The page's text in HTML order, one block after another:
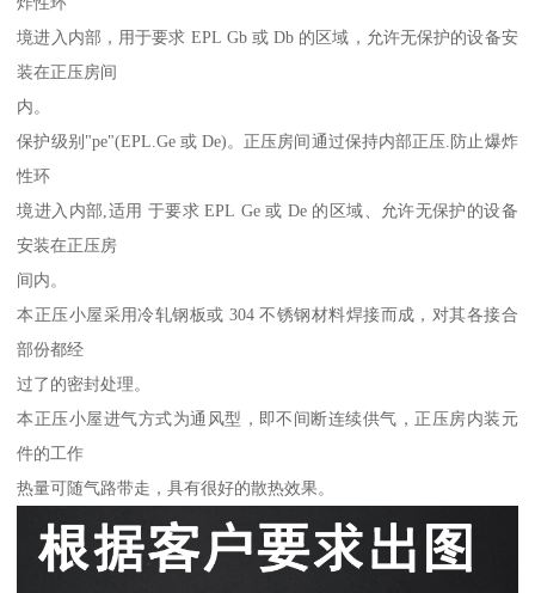
境进入内部，用于要求 EPL Gb 或 Db 的区域，允许无保护的设备安
装在正压房间
内。
保护级别"pe"(EPL.Ge 或 De)。正压房间通过保持内部正压.防止爆炸
性环
境进入内部,适用 于要求 EPL Ge 或 De 的区域、允许无保护的设备
安装在正压房
间内。
本正压小屋采用冷轧钢板或 304 不锈钢材料焊接而成，对其各接合
部份都经
过了的密封处理。
本正压小屋进气方式为通风型，即不间断连续供气，正压房内装元
件的工作
热量可随气路带走，具有很好的散热效果。